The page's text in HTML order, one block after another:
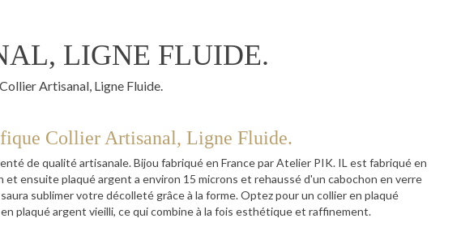
LIGNE FLUIDE.
Artisanal, Ligne Fluide.
Collier Artisanal, Ligne Fluide.
de qualité artisanale. Bijou fabriqué en France par Atelier PIK. IL est fabriqué en
et ensuite plaqué argent a environ 15 microns et rehaussé d'un cabochon en verre
sublimer votre décolleté grâce à la forme. Optez pour un collier en plaqué
plaqué argent vieilli, ce qui combine à la fois esthétique et raffinement.